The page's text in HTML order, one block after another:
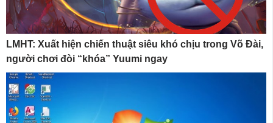
LMHT: Xuất hiện chiến thuật siêu khó chịu trong Võ Đài,
người chơi đòi “khóa” Yuumi ngay